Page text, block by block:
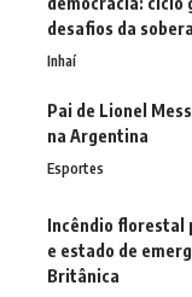
desafios da
Inhaí
Pai de Lionel
na Argentina
Esportes
Incêndio florestal
e estado de
Britânica